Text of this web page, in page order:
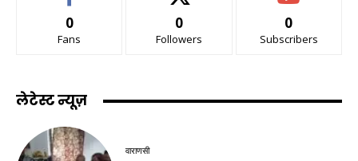
0
Fans
0
Followers
0
Subscribers
लेटेस्ट न्यूज़
वाराणसी